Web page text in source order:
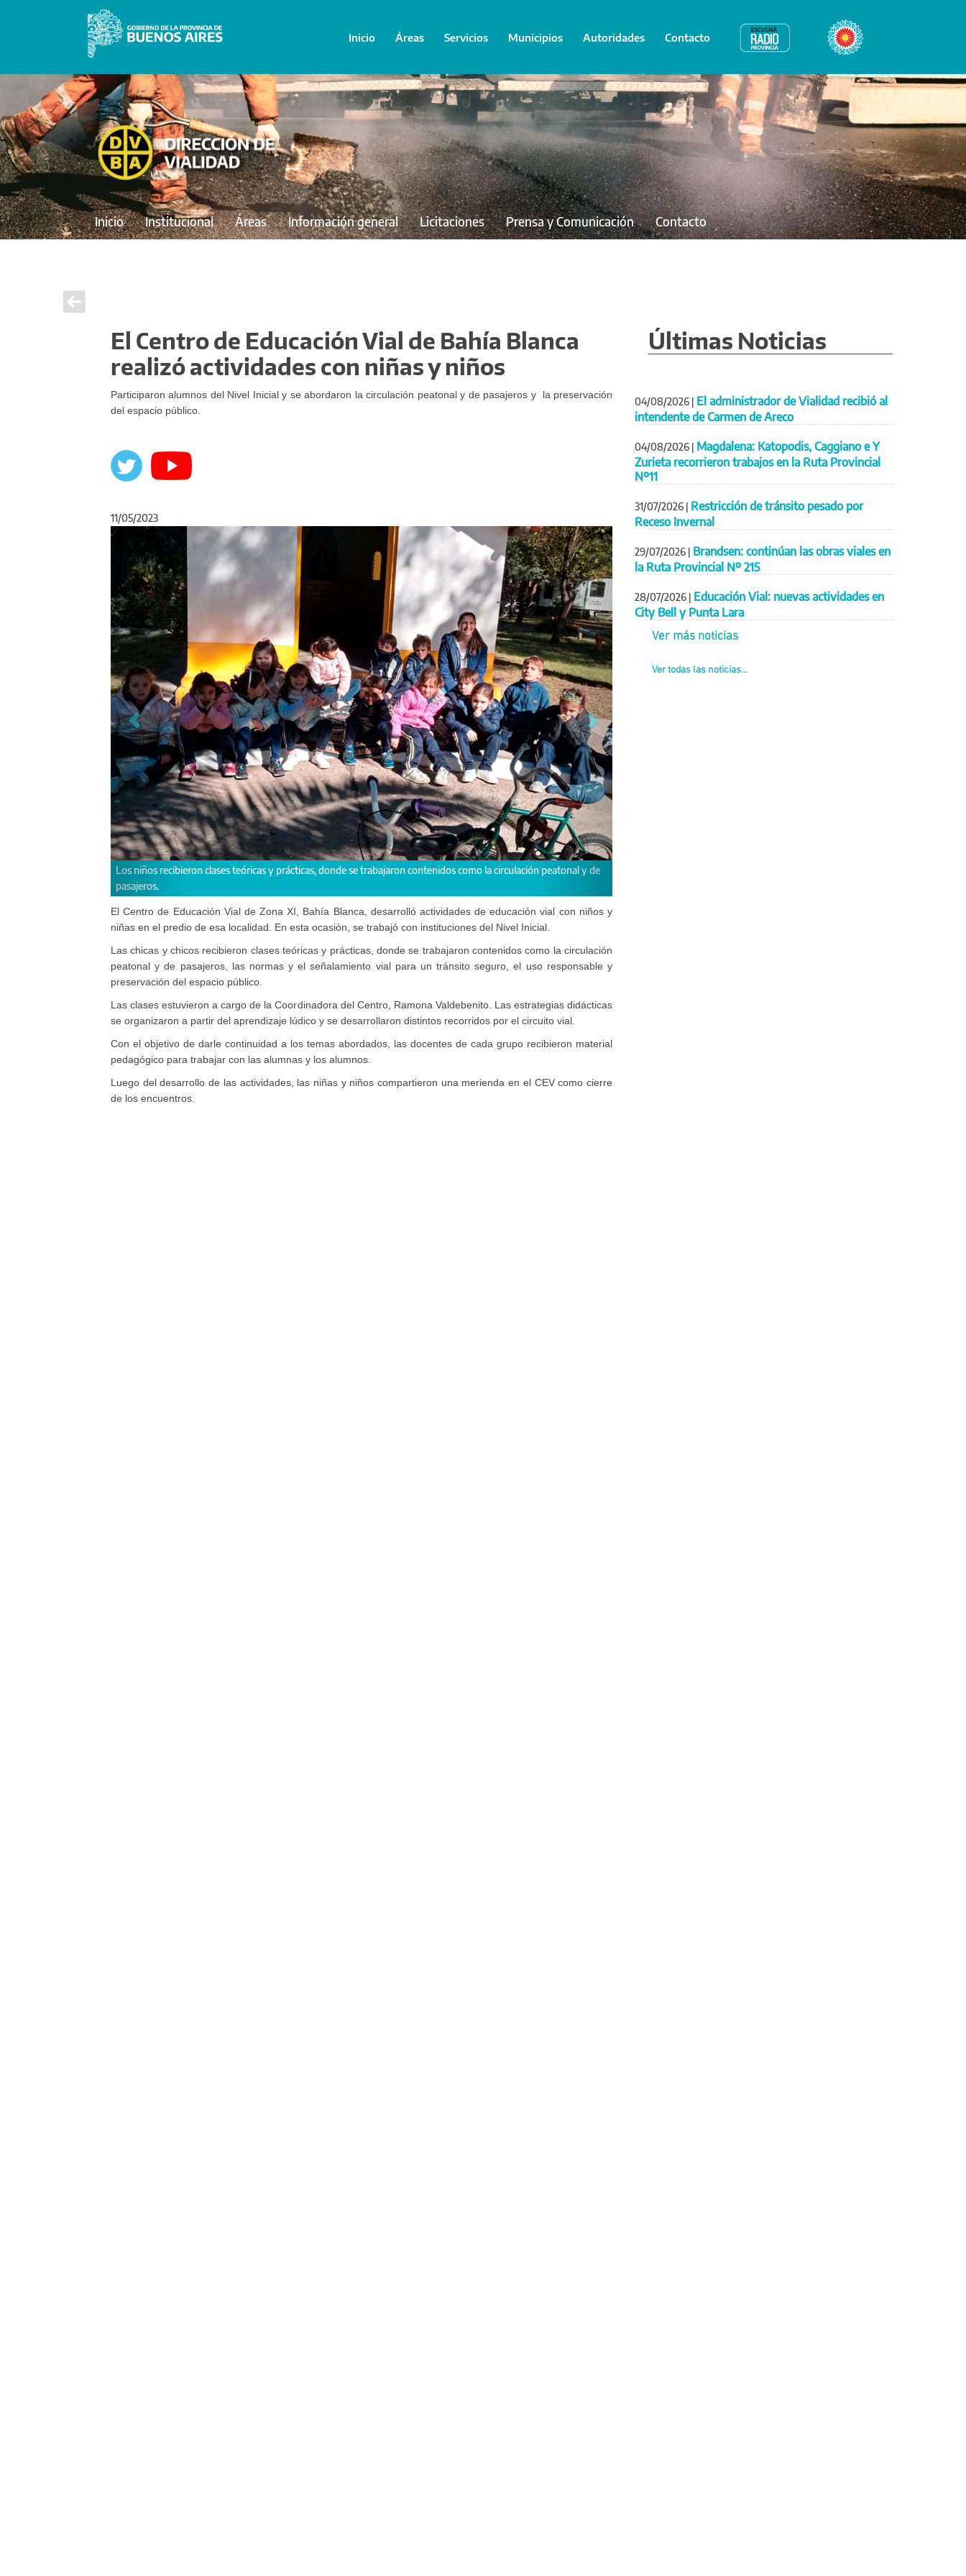
Inicio Áreas Servicios Municipios Autoridades Contacto Radio Provincia Bicentenario
Inicio Institucional Áreas Información general Licitaciones Prensa y Comunicación Contacto
El Centro de Educación Vial de Bahía Blanca
realizó actividades con niñas y niños
Participaron alumnos del Nivel Inicial y se abordaron la circulación peatonal y de pasajeros y la preservación
del espacio público.
11/05/2023
se trabajaron contenidos como la circulación peatonal y de
as estrategias didácticas se organizaron a partir del aprendizaje lúdico y se desarrollaron distintos recorridos por el
Anterior Siguiente
El Centro de Educación Vial de Zona XI, Bahía Blanca, desarrolló actividades de educación vial con niños y
niñas en el predio de esa localidad. En esta ocasión, se trabajó con instituciones del Nivel Inicial.
Las chicas y chicos recibieron clases teóricas y prácticas, donde se trabajaron contenidos como la circulación
peatonal y de pasajeros, las normas y el señalamiento vial para un tránsito seguro, el uso responsable y
preservación del espacio público.
Las clases estuvieron a cargo de la Coordinadora del Centro, Ramona Valdebenito. Las estrategias didácticas
se organizaron a partir del aprendizaje lúdico y se desarrollaron distintos recorridos por el circuito vial.
Con el objetivo de darle continuidad a los temas abordados, las docentes de cada grupo recibieron material
pedagógico para trabajar con las alumnas y los alumnos.
Luego del desarrollo de las actividades, las niñas y niños compartieron una merienda en el CEV como cierre
de los encuentros.
Últimas Noticias
04/08/2026 | El administrador de Vialidad recibió al
intendente de Carmen de Areco
04/08/2026 | Magdalena: Katopodis, Caggiano e Y
Zurieta recorrieron trabajos en la Ruta Provincial
Nº11
31/07/2026 | Restricción de tránsito pesado por
Receso Invernal
29/07/2026 | Brandsen: continúan las obras viales en
la Ruta Provincial Nº 215
28/07/2026 | Educación Vial: nuevas actividades en
City Bell y Punta Lara
Ver más noticias
Ver todas las noticias...